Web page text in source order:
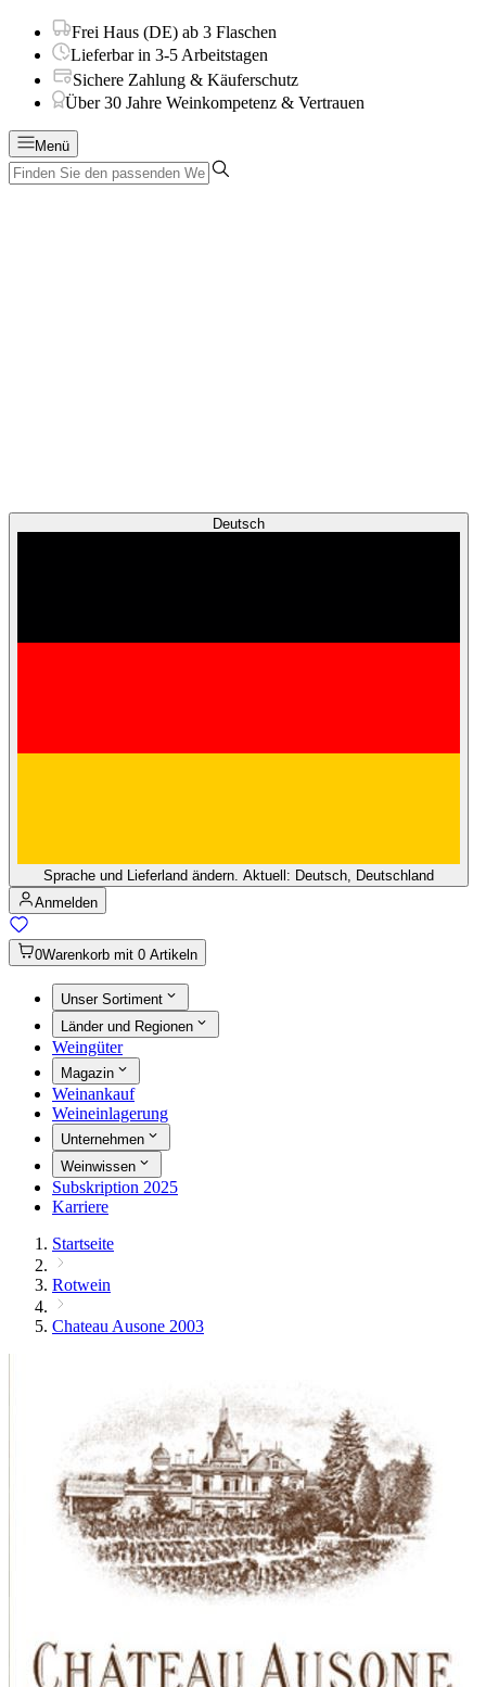
Frei Haus (DE) ab 3 Flaschen
Lieferbar in 3-5 Arbeitstagen
Sichere Zahlung & Käuferschutz
Über 30 Jahre Weinkompetenz & Vertrauen
Menü
Deutsch
Sprache und Lieferland ändern. Aktuell: Deutsch, Deutschland
Anmelden
0Warenkorb mit 0 Artikeln
Unser Sortiment
Länder und Regionen
Weingüter
Magazin
Weinankauf
Weineinlagerung
Unternehmen
Weinwissen
Subskription 2025
Karriere
Startseite
Rotwein
Chateau Ausone 2003